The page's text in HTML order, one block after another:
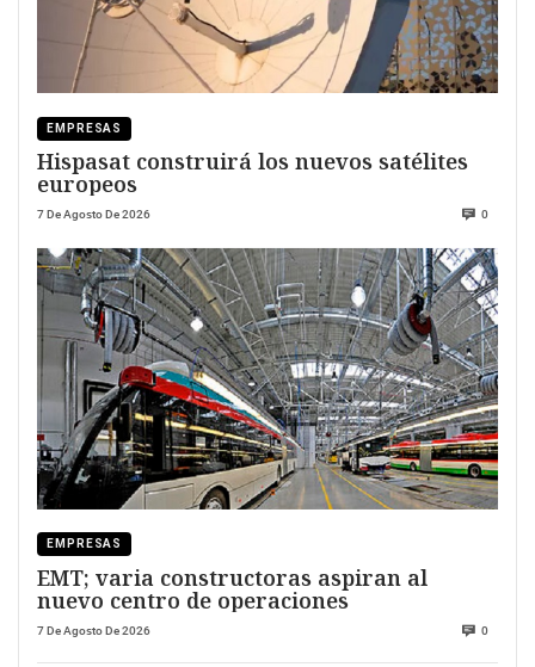
EMPRESAS
Hispasat construirá los nuevos satélites
europeos
7 De Agosto De 2026 0
EMPRESAS
EMT; varia constructoras aspiran al
nuevo centro de operaciones
7 De Agosto De 2026 0